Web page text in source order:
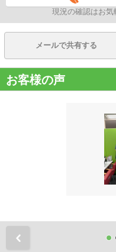
現況の確認はお気
メールで共有する
お客様の声